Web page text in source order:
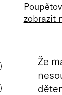
zobrazit
Že